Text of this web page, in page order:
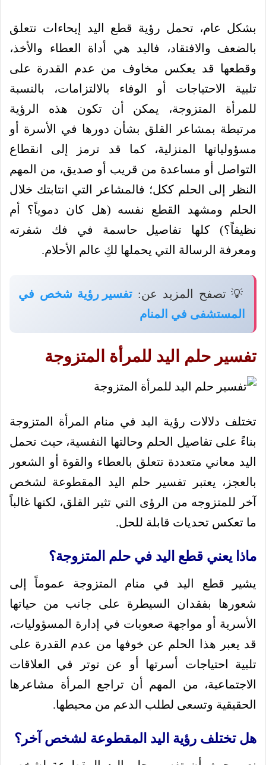
بشكل عام، تحمل رؤية قطع اليد إيحاءات تتعلق
بالضعف والافتقاد، فاليد هي أداة العطاء والأخذ،
وقطعها قد يعكس مخاوف من عدم القدرة على
تلبية الاحتياجات أو الوفاء بالالتزامات، بالنسبة
للمرأة المتزوجة، يمكن أن تكون هذه الرؤية
مرتبطة بمشاعر القلق بشأن دورها في الأسرة أو
مسؤولياتها المنزلية، كما قد ترمز إلى انقطاع
التواصل أو مساعدة من قريب أو صديق، من المهم
النظر إلى الحلم ككل؛ فالمشاعر التي انتابتك خلال
الحلم ومشهد القطع نفسه (هل كان دموياً؟ أم
نظيفاً؟) كلها تفاصيل حاسمة في فك شفرته
ومعرفة الرسالة التي يحملها لكِ عالم الأحلام.
💡 تصفح المزيد عن: تفسير رؤية شخص في
المستشفى في المنام
تفسير حلم اليد للمرأة المتزوجة
تختلف دلالات رؤية اليد في منام المرأة المتزوجة
بناءً على تفاصيل الحلم وحالتها النفسية، حيث تحمل
اليد معاني متعددة تتعلق بالعطاء والقوة أو الشعور
بالعجز، يعتبر تفسير حلم اليد المقطوعة لشخص
آخر للمتزوجه من الرؤى التي تثير القلق، لكنها غالباً
ما تعكس تحديات قابلة للحل.
ماذا يعني قطع اليد في حلم المتزوجة؟
يشير قطع اليد في منام المتزوجة عموماً إلى
شعورها بفقدان السيطرة على جانب من حياتها
الأسرية أو مواجهة صعوبات في إدارة المسؤوليات،
قد يعبر هذا الحلم عن خوفها من عدم القدرة على
تلبية احتياجات أسرتها أو عن توتر في العلاقات
الاجتماعية، من المهم أن تراجع المرأة مشاعرها
الحقيقية وتسعى لطلب الدعم من محيطها.
هل تختلف رؤية اليد المقطوعة لشخص آخر؟